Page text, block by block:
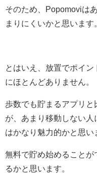
そのため、Popomoviは
まりにくいかと思います
とはいえ、放置でポイ
にほとんどありません。
歩数でも貯まるアプリ
が、あまり移動しない
はかなり魅力的かと思い
無料で貯め始めること
るかと思います。